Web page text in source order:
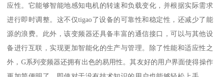
应性。它能够智能地感知电机的转速和负载变化，并根据实际需求
进行即时调整。这不仅tigao了设备的可靠性和稳定性，还减少了能
源的浪费。此外，该变频器还具备丰富的通信接口，可以与其他设
备进行互联，实现更加智能化的生产与管理。除了性能和适应性之
外，G系列变频器还拥有出色的易用性。其友好的用户界面使得操作